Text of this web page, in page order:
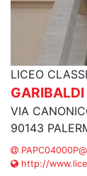
LICEO
GARIBALDI
VIA
90143
http://